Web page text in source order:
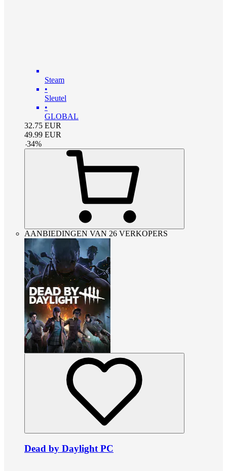
Steam
•
Sleutel
•
GLOBAL
32.75 EUR
49.99 EUR
-34%
AANBIEDINGEN VAN 26 VERKOPERS
Dead by Daylight PC